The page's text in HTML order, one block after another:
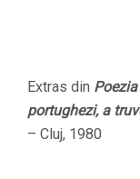
Extras din
portughezi, a
– Cluj, 1980